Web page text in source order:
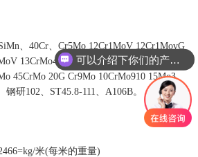
、40Cr、Cr5Mo 12Cr1MoV 12Cr1MovG
13CrMo44 T91 27SiMn 25CrMo
45CrMo 20G Cr9Mo 10CrMo910 15Mo3
钢研102、ST45.8-111、A106B。
米(每米的重量)
可以介绍下你们的产品么